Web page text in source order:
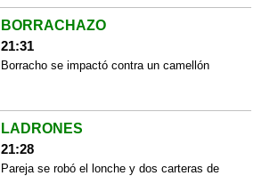
BORRACHAZO
21:31
Borracho se impactó contra un camellón
LADRONES
21:28
Pareja se robó el lonche y dos carteras de